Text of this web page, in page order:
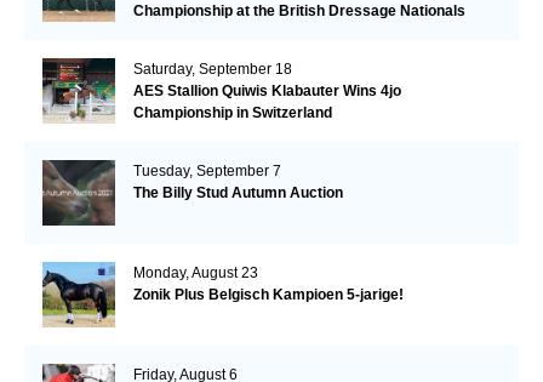
Championship at the British Dressage Nationals
Saturday, September 18
AES Stallion Quiwis Klabauter Wins 4jo
Championship in Switzerland
Tuesday, September 7
The Billy Stud Autumn Auction
Monday, August 23
Zonik Plus Belgisch Kampioen 5-jarige!
Friday, August 6